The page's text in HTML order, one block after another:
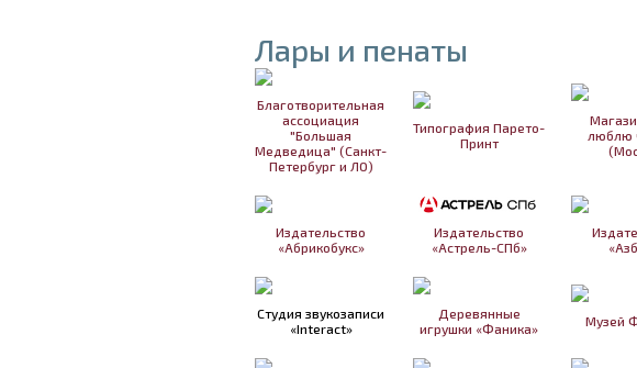
Лары и пенаты
Благотворительная
ассоциация
"Большая
Медведица" (Санкт-
Петербург и ЛО)
Типография Парето-
Принт
люблю
Издательство
«Абрикобукс»
Издательство
«Астрель-СПб»
Студия звукозаписи
«Interact»
Деревянные
игрушки «Фаника»
Музей